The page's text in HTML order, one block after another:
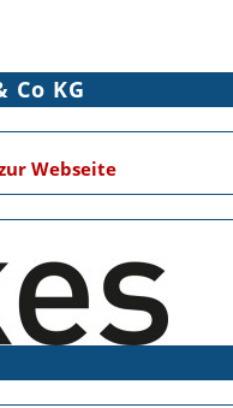
KG
Webseite